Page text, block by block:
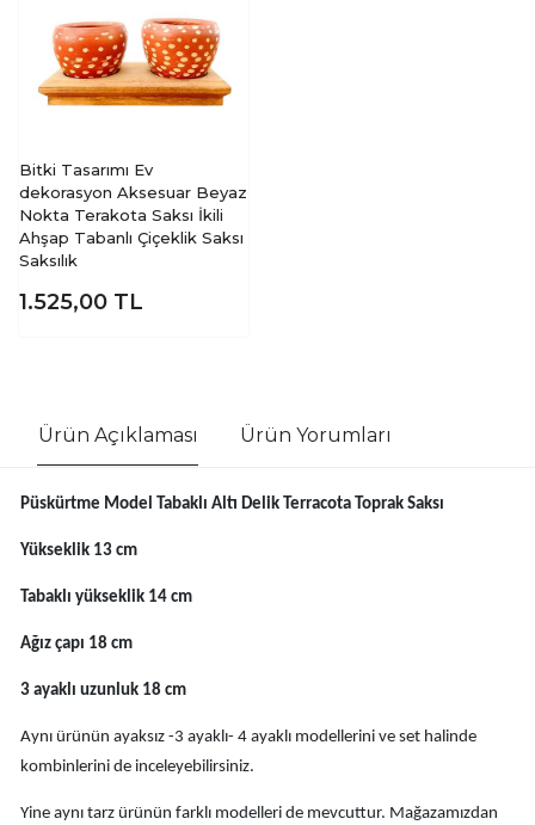
Bitki Tasarımı Ev
dekorasyon Aksesuar Beyaz
Nokta Terakota Saksı İkili
Ahşap Tabanlı Çiçeklik Saksı
Saksılık
1.525,00 TL
Ürün Açıklaması Ürün Yorumları
Püskürtme Model Tabaklı Altı Delik Terracota Toprak Saksı
Yükseklik 13 cm
Tabaklı yükseklik 14 cm
Ağız çapı 18 cm
3 ayaklı uzunluk 18 cm
Aynı ürünün ayaksız -3 ayaklı- 4 ayaklı modellerini ve set halinde
kombinlerini de inceleyebilirsiniz.
Yine aynı tarz ürünün farklı modelleri de mevcuttur. Mağazamızdan